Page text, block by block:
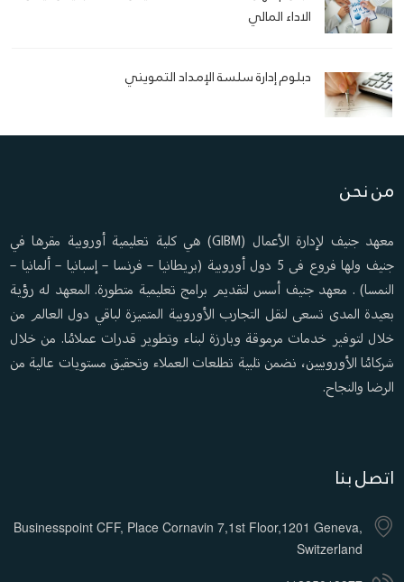
الاداء المالي
دبلوم إدارة سلسة الإمداد التمويني
من نحن
معهد جنيف لإدارة الأعمال (GIBM) هي كلية تعليمية أوروبية مقرها في
جنيف ولها فروع فى 5 دول أوروبية (بريطانيا – فرنسا – إسبانيا – ألمانيا –
النمسا) . معهد جنيف أسس لتقديم برامج تعليمية متطورة. المعهد له رؤية
بعيدة المدى تسعى لنقل التجارب الأوروبية المتميزة لباقي دول العالم من
خلال لتوفير خدمات مرموقة وبارزة لبناء وتطوير قدرات عملائنا. من خلال
شركائنا الأوروبيين، نضمن تلبية تطلعات العملاء وتحقيق مستويات عالية من
الرضا والنجاح.
اتصل بنا
Businesspoint CFF, Place Cornavin 7,1st Floor,1201 Geneva,
Switzerland